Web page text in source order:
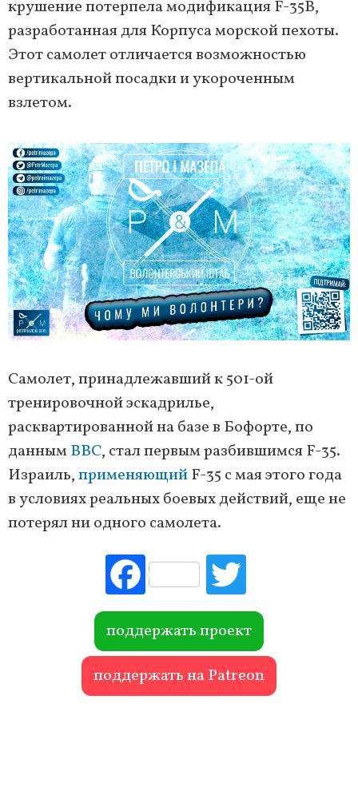
крушение потерпела модификация F-35B,
разработанная для Корпуса морской пехоты.
Этот самолет отличается возможностью
вертикальной посадки и укороченным
взлетом.
Самолет, принадлежавший к 501-ой
тренировочной эскадрилье,
расквартированной на базе в Бофорте, по
даннымBBC, стал первым разбившимся F-35.
Израиль,применяющийF-35 с мая этого года
в условиях реальных боевых действий, еще не
потерял ни одного самолета.
Fac
ebo
ok r
поддержать проект
поддержать на Patreon